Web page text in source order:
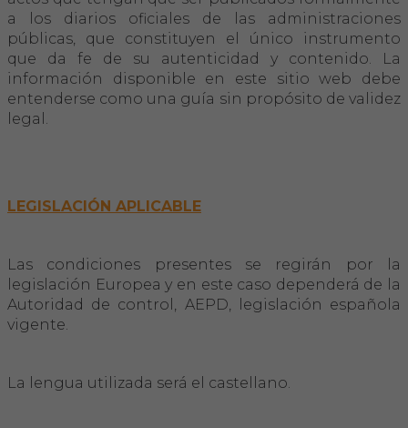
a los diarios oficiales de las administraciones
públicas, que constituyen el único instrumento
que da fe de su autenticidad y contenido. La
información disponible en este sitio web debe
entenderse como una guía sin propósito de validez
legal.
LEGISLACIÓN APLICABLE
Las condiciones presentes se regirán por la
legislación Europea y en este caso dependerá de la
Autoridad de control, AEPD, legislación española
vigente.
La lengua utilizada será el castellano.